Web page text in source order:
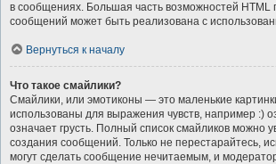
в сообщениях. Большая часть возможностей
сообщений может быть реализована с
Вернуться к началу
Что такое смайлики?
Смайлики, или эмотиконы — это маленькие
использованы для выражения чувств, например :)
означает грусть. Полный список смайликов можно
создания сообщений. Только не перестарайтесь,
могут сделать сообщение нечитаемым, и